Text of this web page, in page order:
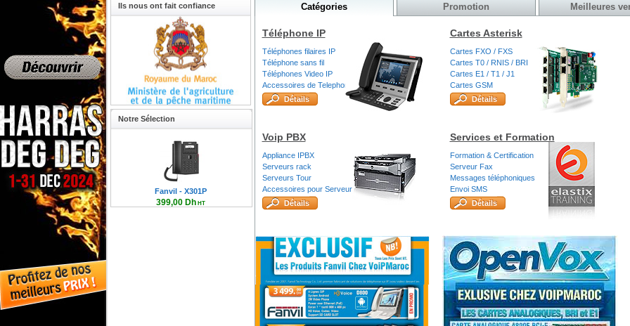
Ils nous ont fait confiance
Notre Sélection
Fanvil - X301P
399,00 DhHT
Fanvil Maroc Pack PME de téléphonei IP Destockage Voip Maroc
Catégories Promotion Meilleures
Téléphone IP
Téléphones filaires IP
Téléphone sans fil
Téléphones Video IP
Accessoires de Telephone
Détails
Cartes Asterisk
Cartes FXO / FXS
Cartes T0 / RNIS / BRI
Cartes E1 / T1 / J1
Cartes GSM
Détails
Voip PBX
Appliance IPBX
Serveurs rack
Serveurs Tour
Accessoires pour Serveur
Détails
Services et Formation
Formation & Certification
Serveur Fax
Messages téléphoniques
Envoi SMS
Détails